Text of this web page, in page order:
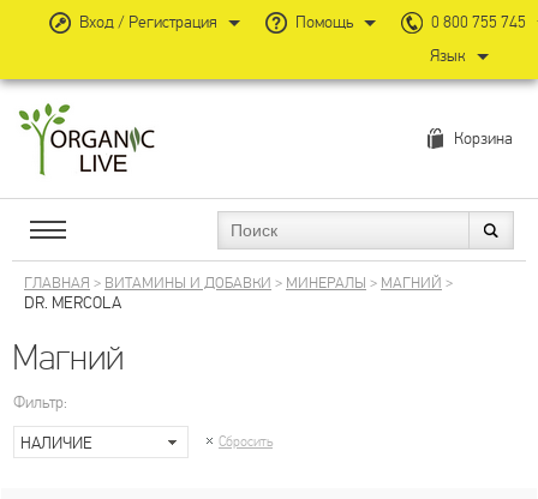
Корзина
ГЛАВНАЯ > ВИТАМИНЫ И ДОБАВКИ > МИНЕРАЛЫ > МАГНИЙ >
DR. MERCOLA
Магний
Фильтр:
НАЛИЧИЕ
Сбросить
Вход / Регистрация Помощь
0 800 755 745
Язык